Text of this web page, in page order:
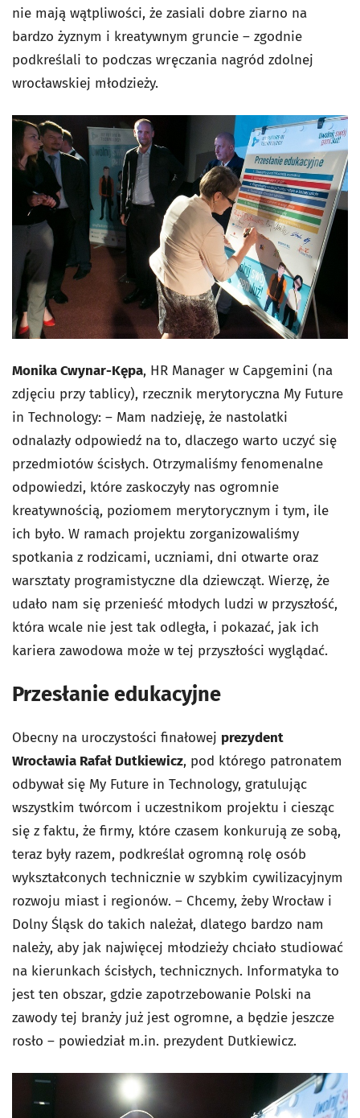
nie mają wątpliwości, że zasiali dobre ziarno na
bardzo żyznym i kreatywnym gruncie – zgodnie
podkreślali to podczas wręczania nagród zdolnej
wrocławskiej młodzieży.
Monika Cwynar-Kępa, HR Manager w Capgemini (na
zdjęciu przy tablicy), rzecznik merytoryczna My Future
in Technology: – Mam nadzieję, że nastolatki
odnalazły odpowiedź na to, dlaczego warto uczyć się
przedmiotów ścisłych. Otrzymaliśmy fenomenalne
odpowiedzi, które zaskoczyły nas ogromnie
kreatywnością, poziomem merytorycznym i tym, ile
ich było. W ramach projektu zorganizowaliśmy
spotkania z rodzicami, uczniami, dni otwarte oraz
warsztaty programistyczne dla dziewcząt. Wierzę, że
udało nam się przenieść młodych ludzi w przyszłość,
która wcale nie jest tak odległa, i pokazać, jak ich
kariera zawodowa może w tej przyszłości wyglądać.
Przesłanie edukacyjne
Obecny na uroczystości finałowej prezydent
Wrocławia Rafał Dutkiewicz, pod którego patronatem
odbywał się My Future in Technology, gratulując
wszystkim twórcom i uczestnikom projektu i ciesząc
się z faktu, że firmy, które czasem konkurują ze sobą,
teraz były razem, podkreślał ogromną rolę osób
wykształconych technicznie w szybkim cywilizacyjnym
rozwoju miast i regionów. – Chcemy, żeby Wrocław i
Dolny Śląsk do takich należał, dlatego bardzo nam
należy, aby jak najwięcej młodzieży chciało studiować
na kierunkach ścisłych, technicznych. Informatyka to
jest ten obszar, gdzie zapotrzebowanie Polski na
zawody tej branży już jest ogromne, a będzie jeszcze
rosło – powiedział m.in. prezydent Dutkiewicz.